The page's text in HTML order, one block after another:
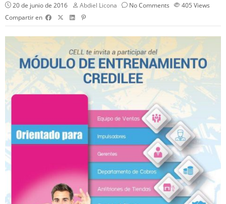
20 de junio de 2016 Abdiel Licona No Comments 405 Views
Compartir en